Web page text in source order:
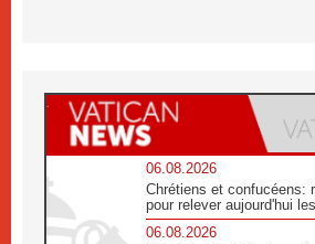
06.08.2026
Chrétiens et confucéens:
pour relever aujourd'hui
06.08.2026